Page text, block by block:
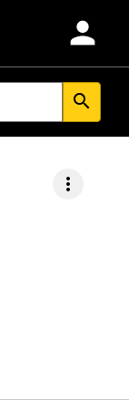
person
search
more_vert